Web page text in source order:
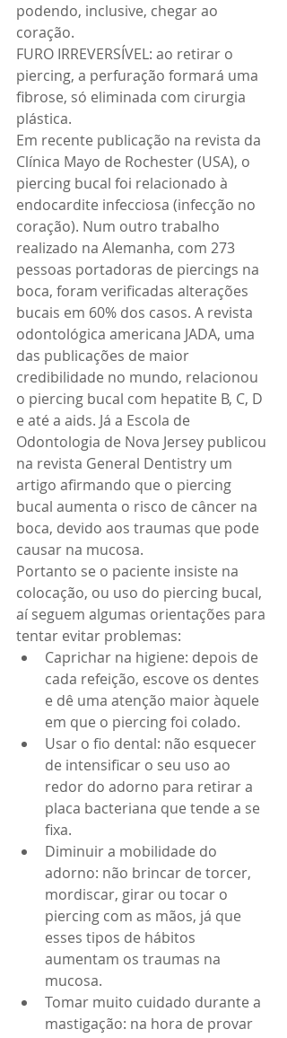
podendo, inclusive, chegar ao
coração.
FURO IRREVERSÍVEL: ao retirar o
piercing, a perfuração formará uma
fibrose, só eliminada com cirurgia
plástica.
Em recente publicação na revista da
Clínica Mayo de Rochester (USA), o
piercing bucal foi relacionado à
endocardite infecciosa (infecção no
coração). Num outro trabalho
realizado na Alemanha, com 273
pessoas portadoras de piercings na
boca, foram verificadas alterações
bucais em 60% dos casos. A revista
odontológica americana JADA, uma
das publicações de maior
credibilidade no mundo, relacionou
o piercing bucal com hepatite B, C, D
e até a aids. Já a Escola de
Odontologia de Nova Jersey publicou
na revista General Dentistry um
artigo afirmando que o piercing
bucal aumenta o risco de câncer na
boca, devido aos traumas que pode
causar na mucosa.
Portanto se o paciente insiste na
colocação, ou uso do piercing bucal,
aí seguem algumas orientações para
tentar evitar problemas:
Caprichar na higiene: depois de
cada refeição, escove os dentes
e dê uma atenção maior àquele
em que o piercing foi colado.
Usar o fio dental: não esquecer
de intensificar o seu uso ao
redor do adorno para retirar a
placa bacteriana que tende a se
fixa.
Diminuir a mobilidade do
adorno: não brincar de torcer,
mordiscar, girar ou tocar o
piercing com as mãos, já que
esses tipos de hábitos
aumentam os traumas na
mucosa.
Tomar muito cuidado durante a
mastigação: na hora de provar